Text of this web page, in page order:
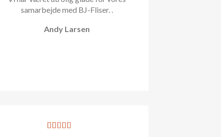
samarbejde med BJ-Fliser. .
Andy Larsen